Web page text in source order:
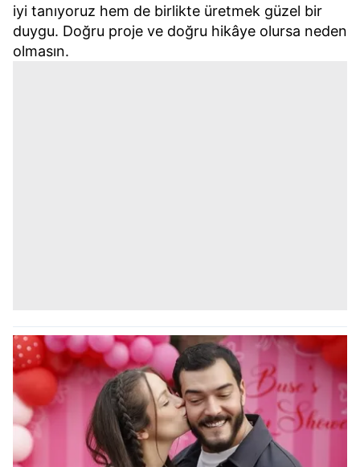
iyi tanıyoruz hem de birlikte üretmek güzel bir
duygu. Doğru proje ve doğru hikâye olursa neden
olmasın.